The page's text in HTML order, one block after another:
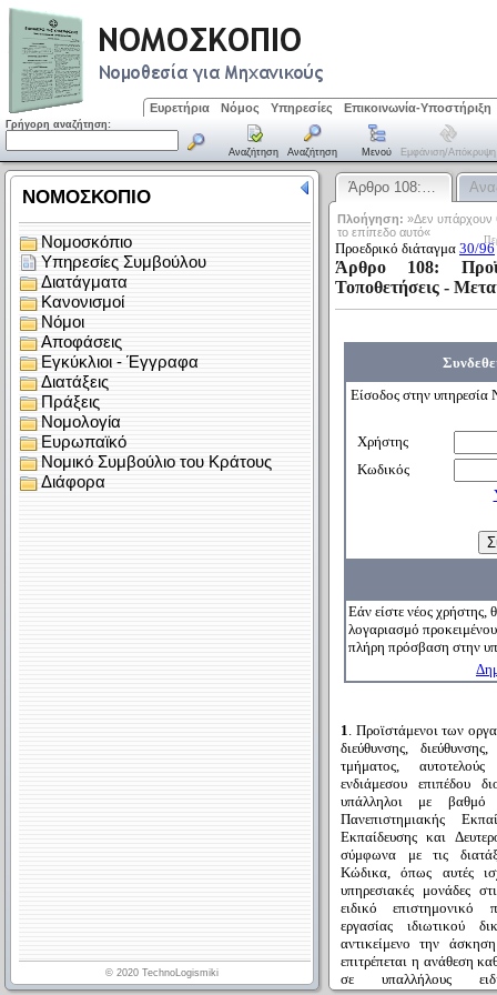
Ευρετήρια Νόμος Υπηρεσίες Επικοινωνία-Υποστήριξη
Γρήγορη αναζήτηση:
Αναζήτηση Αναζήτηση Μενού Εμφάνιση/απόκρυψη
Άρθρο 108:…